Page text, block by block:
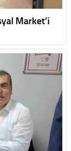
Market’i